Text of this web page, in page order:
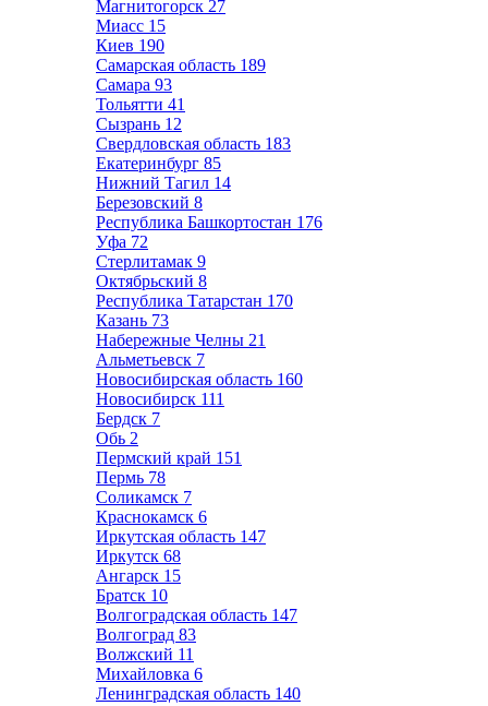
Магнитогорск 27
Миасс 15
Киев 190
Самарская область 189
Самара 93
Тольятти 41
Сызрань 12
Свердловская область 183
Екатеринбург 85
Нижний Тагил 14
Березовский 8
Республика Башкортостан 176
Уфа 72
Стерлитамак 9
Октябрьский 8
Республика Татарстан 170
Казань 73
Набережные Челны 21
Альметьевск 7
Новосибирская область 160
Новосибирск 111
Бердск 7
Обь 2
Пермский край 151
Пермь 78
Соликамск 7
Краснокамск 6
Иркутская область 147
Иркутск 68
Ангарск 15
Братск 10
Волгоградская область 147
Волгоград 83
Волжский 11
Михайловка 6
Ленинградская область 140